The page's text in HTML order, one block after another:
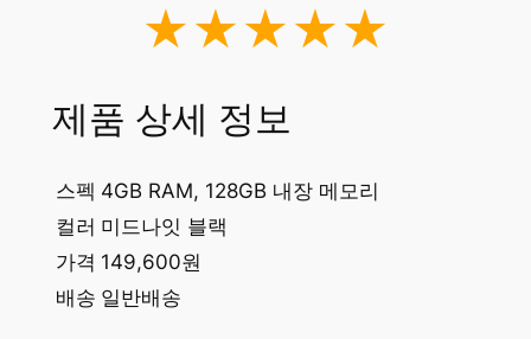
★★★★★
제품 상세 정보
스펙 4GB RAM, 128GB 내장 메모리
컬러 미드나잇 블랙
가격 149,600원
배송 일반배송